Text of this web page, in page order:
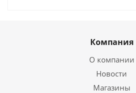
Компания
О компании
Новости
Магазины